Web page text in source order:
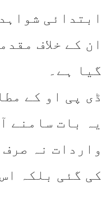
ابتدائی
ان کے خلاف
گیا ہے۔
ڈی پی او کے
یہ بات سامنے
واردات نہ
کی گئی بلکہ